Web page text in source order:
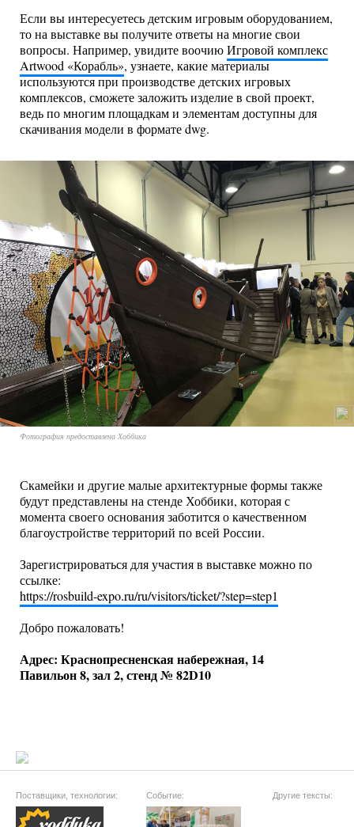
Если вы интересуетесь детским игровым оборудованием,
то на выставке вы получите ответы на многие свои
вопросы. Например, увидите воочиюИгровой комплекс
Artwood «Корабль», узнаете, какие материалы
используются при производстве детских игровых
комплексов, сможете заложить изделие в свой проект,
ведь по многим площадкам и элементам доступны для
скачивания модели в формате dwg.
Фотография предоставлена Хоббика
Скамейки и другие малые архитектурные формы также
будут представлены на стенде Хоббики, которая с
момента своего основания заботится о качественном
благоустройстве территорий по всей России.
Зарегистрироваться для участия в выставке можно по
ссылке:
https://rosbuild-expo.ru/ru/visitors/ticket/?step=step1
Добро пожаловать!
Адрес: Краснопресненская набережная, 14
Павильон 8, зал 2, стенд № 82D10
Поставщики, технологии: Событие: Другие тексты: